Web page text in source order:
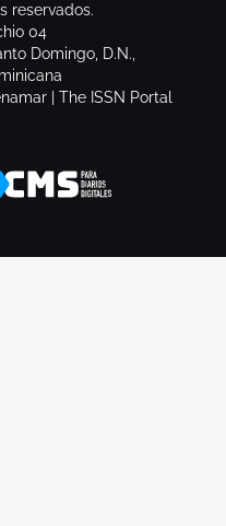
reservados.
04
Domingo, D.N.,
| The ISSN Portal